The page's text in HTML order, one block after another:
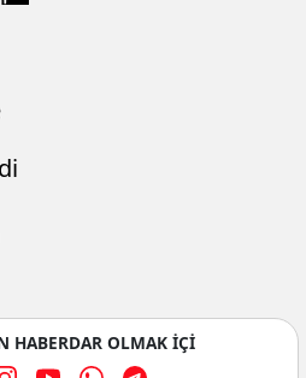
HABERDAR OLMAK İÇİ